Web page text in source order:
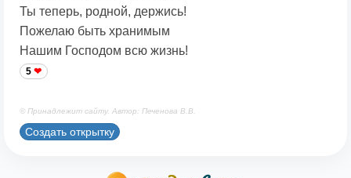
Ты теперь, родной, держись!
Пожелаю быть хранимым
Нашим Господом всю жизнь!
5
© Принадлежит сайту. Автор: Печенова В.В.
Создать открытку